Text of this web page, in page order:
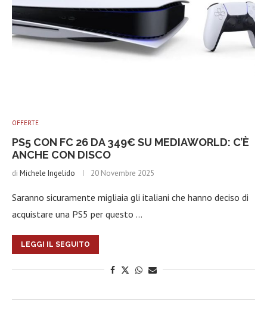
OFFERTE
PS5 CON FC 26 DA 349€ SU MEDIAWORLD: C’È
ANCHE CON DISCO
di Michele Ingelido 20 Novembre 2025
Saranno sicuramente migliaia gli italiani che hanno deciso di
acquistare una PS5 per questo …
LEGGI IL SEGUITO